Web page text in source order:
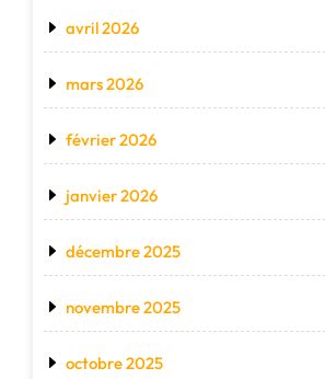
avril 2026
mars 2026
février 2026
janvier 2026
décembre 2025
novembre 2025
octobre 2025